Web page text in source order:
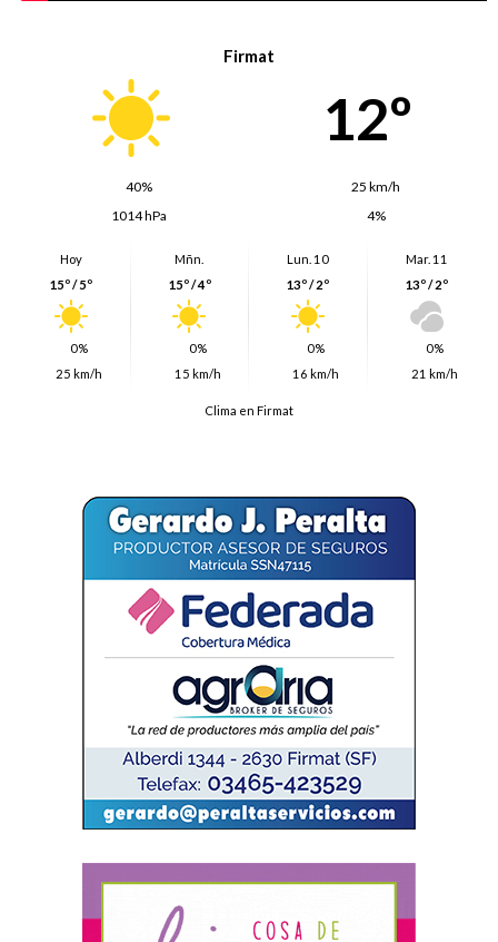
Firmat
12º
40%
25 km/h
1014 hPa
4%
Hoy
15º / 5º
0%
25 km/h
Mñn.
15º / 4º
0%
15 km/h
Lun. 10
13º / 2º
0%
16 km/h
Mar. 11
13º / 2º
0%
21 km/h
Clima en Firmat